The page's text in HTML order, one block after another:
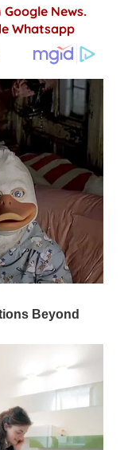
News.
Whatsapp